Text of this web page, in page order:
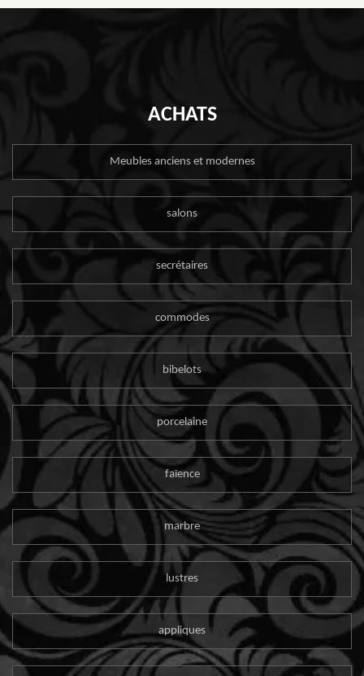
ACHATS
Meubles anciens et modernes
salons
secrétaires
commodes
bibelots
porcelaine
faïence
marbre
lustres
appliques